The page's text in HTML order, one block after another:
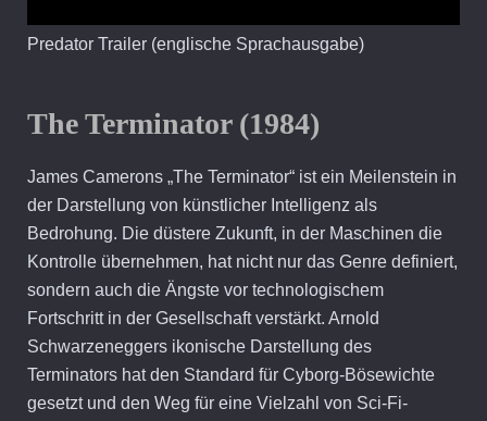
Predator Trailer (englische Sprachausgabe)
The Terminator (1984)
James Camerons „The Terminator“ ist ein Meilenstein in
der Darstellung von künstlicher Intelligenz als
Bedrohung. Die düstere Zukunft, in der Maschinen die
Kontrolle übernehmen, hat nicht nur das Genre definiert,
sondern auch die Ängste vor technologischem
Fortschritt in der Gesellschaft verstärkt. Arnold
Schwarzeneggers ikonische Darstellung des
Terminators hat den Standard für Cyborg-Bösewichte
gesetzt und den Weg für eine Vielzahl von Sci-Fi-